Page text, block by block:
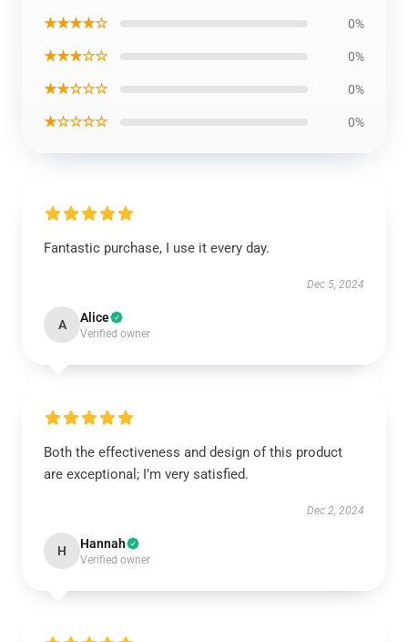
★★★★☆ 0%
★★★☆☆ 0%
★★☆☆☆ 0%
★☆☆☆☆ 0%
Fantastic purchase, I use it every day.
Dec 5, 2024
A Alice
Verified owner
Both the effectiveness and design of this product
are exceptional; I’m very satisfied.
Dec 2, 2024
H Hannah
Verified owner